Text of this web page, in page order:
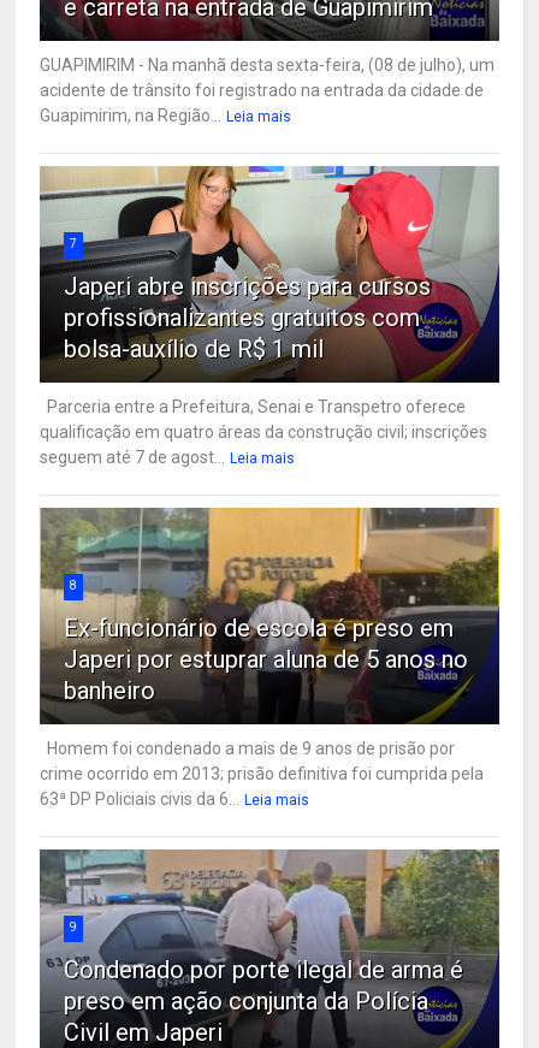
e carreta na entrada de Guapimirim
GUAPIMIRIM - Na manhã desta sexta-feira, (08 de julho), um
acidente de trânsito foi registrado na entrada da cidade de
Guapimirim, na Região...
Leia mais
7
Japeri abre inscrições para cursos
profissionalizantes gratuitos com
bolsa-auxílio de R$ 1 mil
Parceria entre a Prefeitura, Senai e Transpetro oferece
qualificação em quatro áreas da construção civil; inscrições
seguem até 7 de agost...
Leia mais
8
Ex-funcionário de escola é preso em
Japeri por estuprar aluna de 5 anos no
banheiro
Homem foi condenado a mais de 9 anos de prisão por
crime ocorrido em 2013; prisão definitiva foi cumprida pela
63ª DP Policiais civis da 6...
Leia mais
9
Condenado por porte ilegal de arma é
preso em ação conjunta da Polícia
Civil em Japeri